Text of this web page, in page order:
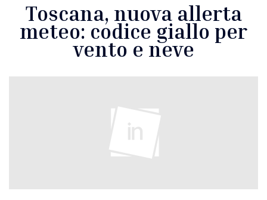
Toscana, nuova allerta
meteo: codice giallo per
vento e neve